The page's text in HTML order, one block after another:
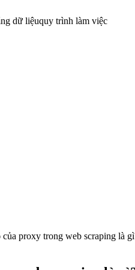
dữ liệuquy trình làm việc
của proxy trong web scraping là